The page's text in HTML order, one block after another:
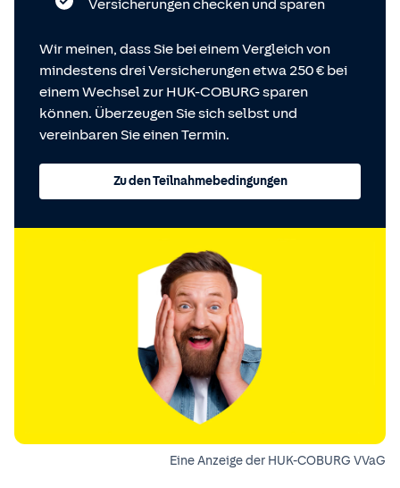
Versicherungen checken und sparen
Wir meinen, dass Sie bei einem Vergleich von
mindestens drei Versicherungen etwa 250 € bei
einem Wechsel zur HUK-COBURG sparen
können. Überzeugen Sie sich selbst und
vereinbaren Sie einen Termin.
Zu den Teilnahmebedingungen
Eine Anzeige der HUK-COBURG VVaG